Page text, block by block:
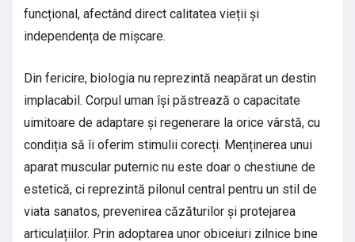
funcțional, afectând direct calitatea vieții și
independența de mișcare.
Din fericire, biologia nu reprezintă neapărat un destin
implacabil. Corpul uman își păstrează o capacitate
uimitoare de adaptare și regenerare la orice vârstă, cu
condiția să îi oferim stimulii corecți. Menținerea unui
aparat muscular puternic nu este doar o chestiune de
estetică, ci reprezintă pilonul central pentru un stil de
viata sanatos, prevenirea căzăturilor și protejarea
articulațiilor. Prin adoptarea unor obiceiuri zilnice bine